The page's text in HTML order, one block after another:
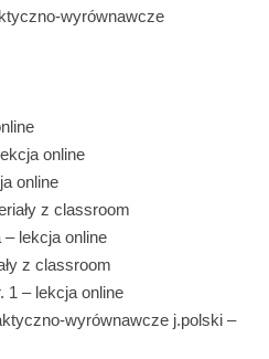
wyrównawcze
online
online
z classroom
– lekcja online
z classroom
1 – lekcja online
wyrównawcze j.polski –